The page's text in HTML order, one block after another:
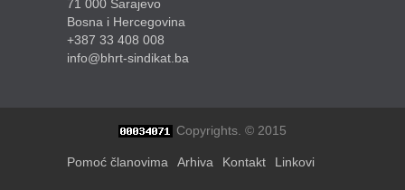
71 000 Sarajevo
Bosna i Hercegovina
+387 33 408 008
info@bhrt-sindikat.ba
Copyrights. © 2015
Pomoć članovima Arhiva Kontakt Linkovi